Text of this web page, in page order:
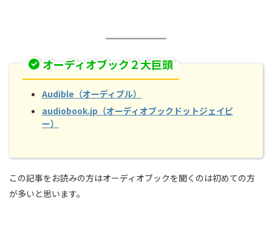
オーディオブック２大巨頭
Audible（オーディブル）
audiobook.jp（オーディオブックドットジェイピ
ー）
この記事をお読みの方はオーディオブックを聞くのは初めての方
が多いと思います。